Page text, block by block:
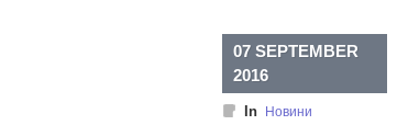
07 SEPTEMBER
2016
In Новини